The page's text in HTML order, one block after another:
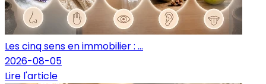
Les cinq sens en immobilier : ...
2026-08-05
Lire l'article